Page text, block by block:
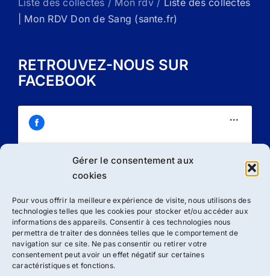
Gérer le consentement aux
cookies
Pour vous offrir la meilleure expérience de visite, nous utilisons des
technologies telles que les cookies pour stocker et/ou accéder aux
informations des appareils. Consentir à ces technologies nous
permettra de traiter des données telles que le comportement de
navigation sur ce site. Ne pas consentir ou retirer votre
consentement peut avoir un effet négatif sur certaines
caractéristiques et fonctions.
| Mon RDV Don de Sang (sante.fr)
RETROUVEZ-NOUS SUR
FACEBOOK
Cliquez sur « J’accepte » pour activer
J’accepte